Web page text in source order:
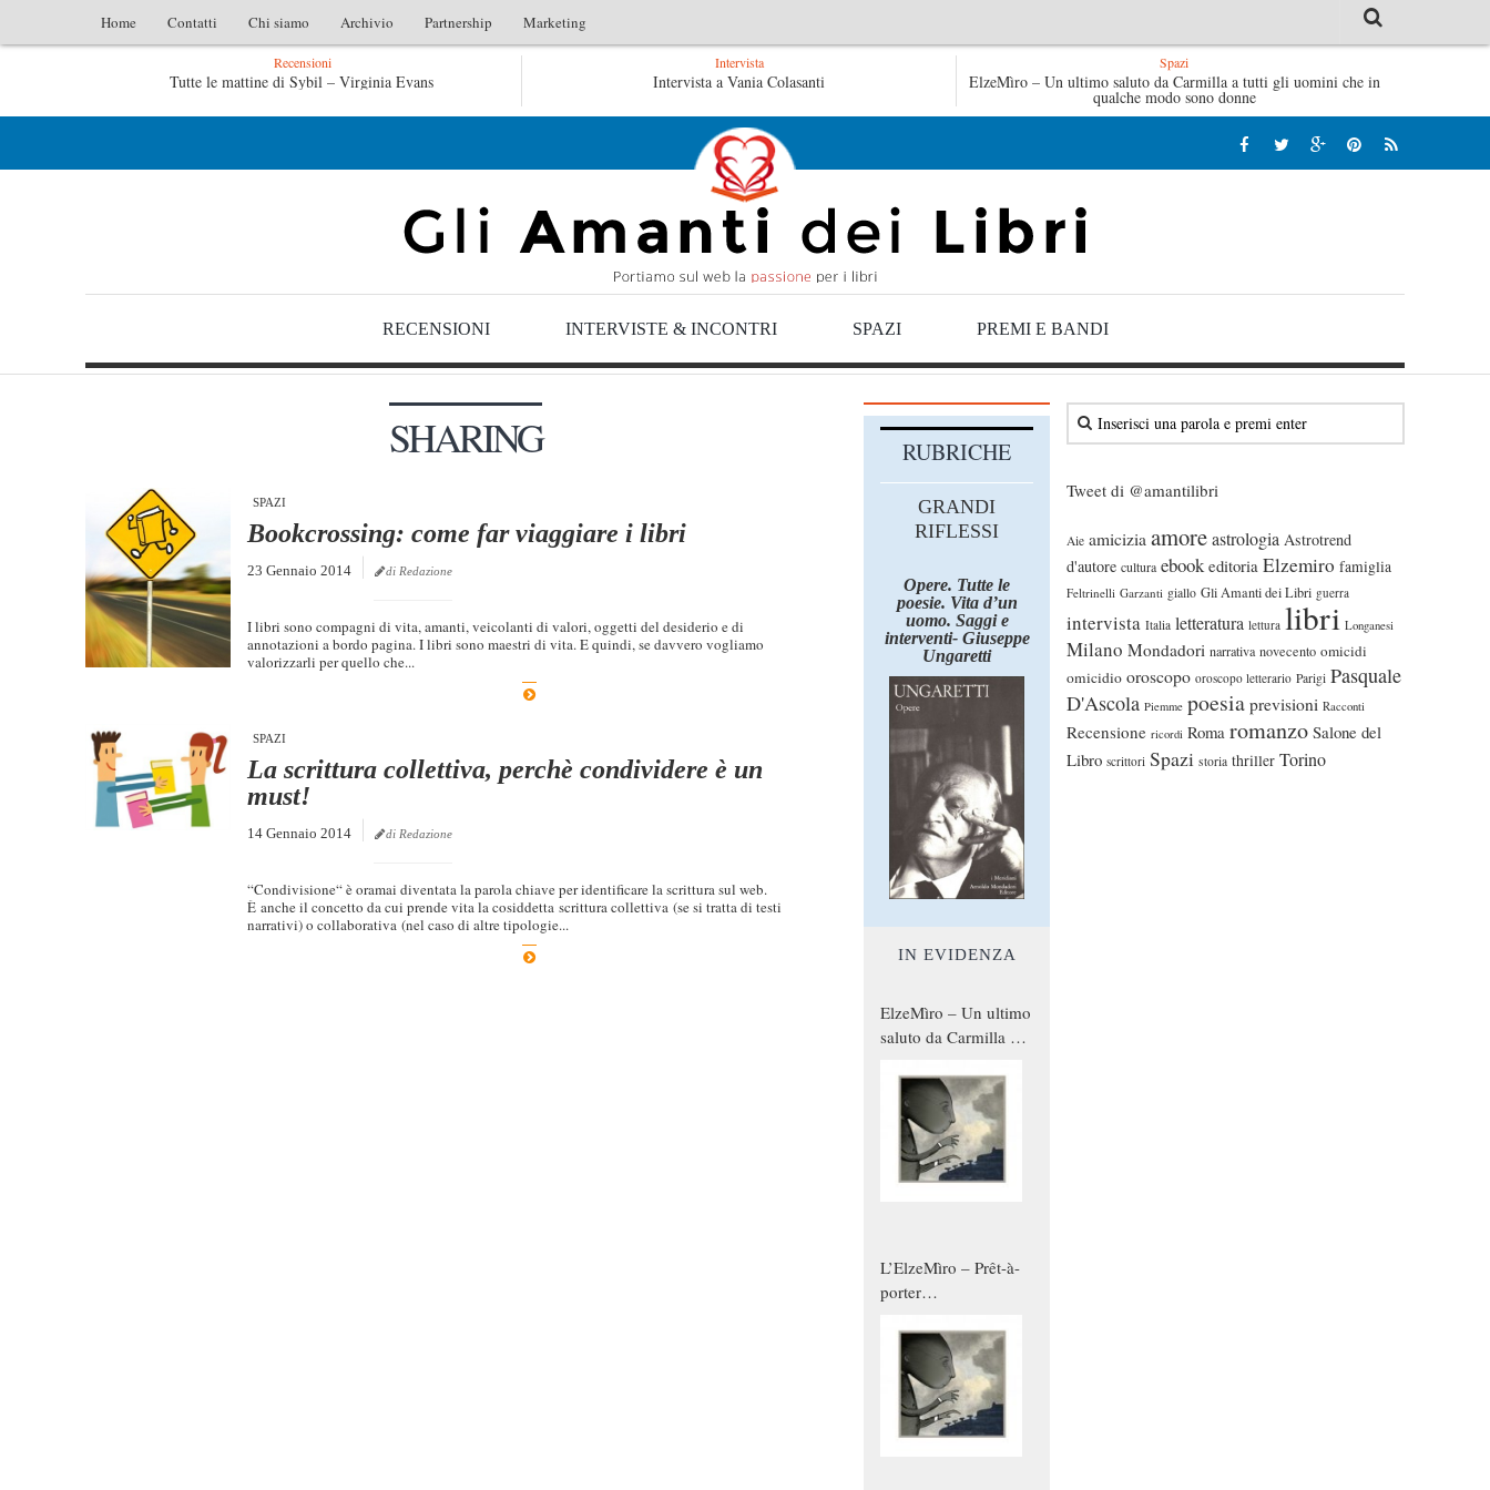
Home Contatti Chi siamo Archivio Partnership Marketing
Recensioni
Tutte le mattine di Sybil – Virginia Evans L’idraulico non verrà – Fruttero & Lucentini Le anime salve di Fabrizio De André – Jan Gaggetta Tutte le mattine di
L’idraulico non verrà – Fruttero & Lucentini
Intervista
Intervista a Vania Colasanti
Spazi
ElzeMìro – Un ultimo saluto da Carmilla a tutti gli uomini che in
qualche modo sono donne
RECENSIONI INTERVISTE & INCONTRI SPAZI PREMI E BANDI
SHARING
SPAZI
Bookcrossing: come far viaggiare i libri
23 Gennaio 2014 di Redazione
I libri sono compagni di vita, amanti, veicolanti di valori, oggetti del desiderio e di
annotazioni a bordo pagina. I libri sono maestri di vita. E quindi, se davvero vogliamo
valorizzarli per quello che...
SPAZI
La scrittura collettiva, perchè condividere è un
must!
14 Gennaio 2014 di Redazione
“Condivisione“ è oramai diventata la parola chiave per identificare la scrittura sul web.
È anche il concetto da cui prende vita la cosiddetta scrittura collettiva (se si tratta di testi
narrativi) o collaborativa (nel caso di altre tipologie...
Tweet di @amantilibri
Aie amicizia amoreastrologia Astrotrend
d'autore cultura ebook editoria Elzemiro famiglia
Feltrinelli Garzanti giallo Gli Amanti dei Libri guerra
intervista Italia letteratura lettura libri Longanesi
Milano Mondadori narrativa novecento omicidi
omicidio oroscopo oroscopo letterario Parigi Pasquale
D'Ascola Piemme poesia previsioni Racconti
Recensione ricordi Roma romanzo Salone del
Libro scrittori Spazi storia thriller Torino
RUBRICHE
GRANDI
RIFLESSI
Opere. Tutte le
poesie. Vita d’un
uomo. Saggi e
interventi- Giuseppe
Ungaretti
IN EVIDENZA
ElzeMìro – Un ultimo
saluto da Carmilla a
qualche modo sono
donne
L’ElzeMìro – Prêt-à-
porter